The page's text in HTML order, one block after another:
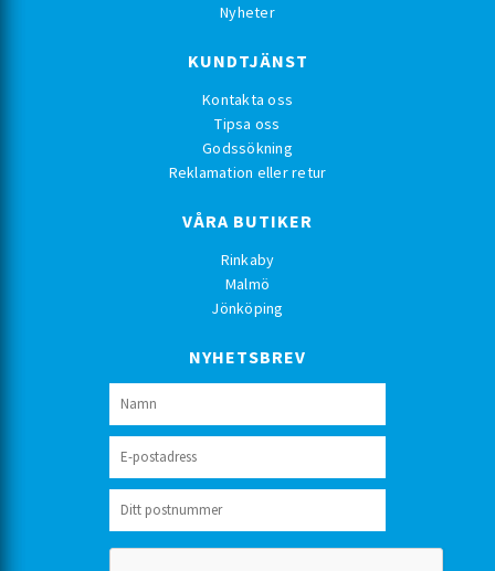
Nyheter
KUNDTJÄNST
Kontakta oss
Tipsa oss
Godssökning
Reklamation eller retur
VÅRA BUTIKER
Rinkaby
Malmö
Jönköping
NYHETSBREV